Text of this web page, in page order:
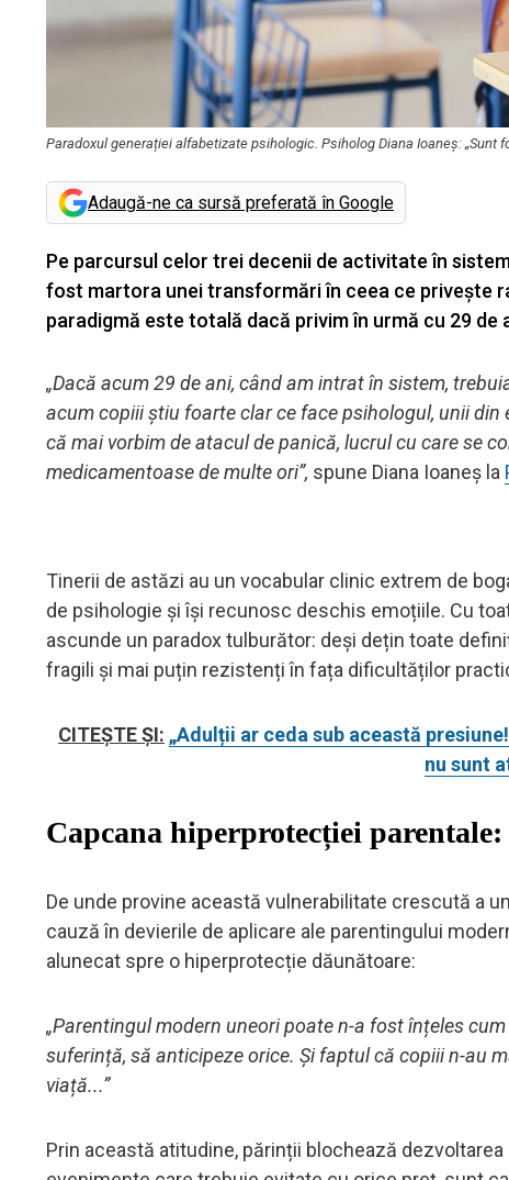
Paradoxul generației alfabetizate psihologic. Psiholog Diana Ioaneș:
Adaugă-ne ca sursă preferată în Google
Pe parcursul celor trei decenii de activitate în
fost martora unei transformări în ceea ce privește
paradigmă este totală dacă privim în urmă cu 29 de
„Dacă acum 29 de ani, când am intrat în sistem,
acum copiii știu foarte clar ce face psihologul, unii
că mai vorbim de atacul de panică, lucrul cu care se
medicamentoase de multe ori”, spune Diana Ioaneș la
Tinerii de astăzi au un vocabular clinic extrem de
de psihologie și își recunosc deschis emoțiile. Cu
ascunde un paradox tulburător: deși dețin toate
fragili și mai puțin rezistenți în fața dificultăților
CITEȘTE ȘI: „Adulții ar ceda sub această
nu sunt
Capcana hiperprotecției parentale:
De unde provine această vulnerabilitate crescută a
cauză în devierile de aplicare ale parentingului
alunecat spre o hiperprotecție dăunătoare:
„Parentingul modern uneori poate n-a fost înțeles
suferință, să anticipeze orice. Și faptul că copiii n-au
viață...”
Prin această atitudine, părinții blochează